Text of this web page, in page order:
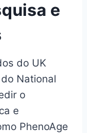
e
do UK
National
o
e
PhenoAge